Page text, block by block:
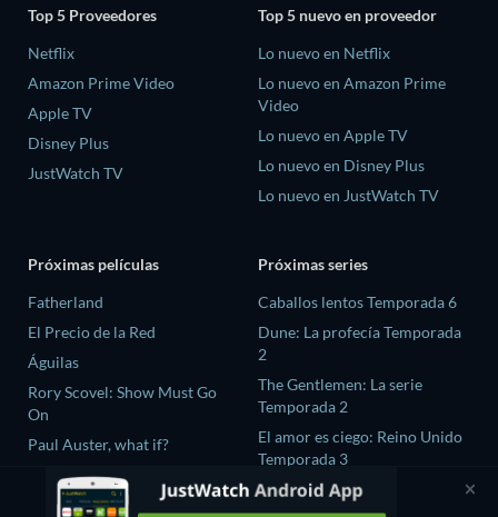
Top 5 Proveedores
Netflix
Amazon Prime Video
Apple TV
Disney Plus
JustWatch TV
Top 5 nuevo en proveedor
Lo nuevo en Netflix
Lo nuevo en Amazon Prime
Video
Lo nuevo en Apple TV
Lo nuevo en Disney Plus
Lo nuevo en JustWatch TV
Próximas películas
Fatherland
El Precio de la Red
Águilas
Rory Scovel: Show Must Go
On
Paul Auster, what if?
Próximas series
Caballos lentos Temporada 6
Dune: La profecía Temporada
2
The Gentlemen: La serie
Temporada 2
El amor es ciego: Reino Unido
Temporada 3
The Chosen In The Wild with
Bear Grylls Temporada 1